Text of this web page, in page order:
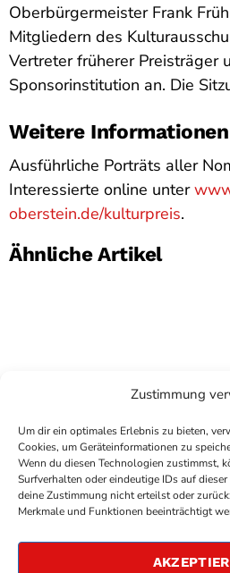
Zustimmung
Um dir ein optimales Erlebnis zu bieten,
Cookies, um Geräteinformationen zu
Wenn du diesen Technologien zustimmst,
Surfverhalten oder eindeutige IDs auf
deine Zustimmung nicht erteilst oder
Merkmale und Funktionen beeinträchtigt
Oberbürgermeister Frank
Mitgliedern des
Vertreter früherer Preisträger
Sponsorinstitution an. Die
Weitere Informationen
Ausführliche Porträts aller
Interessierte online unter
oberstein.de/kulturpreis.
Ähnliche Artikel
COPYRIGHTANTENNE BAD